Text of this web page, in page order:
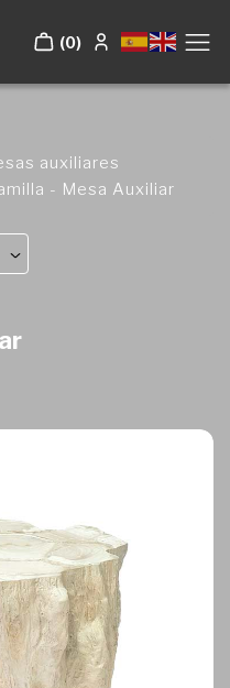
(0)
auxiliares
- Mesa Auxiliar